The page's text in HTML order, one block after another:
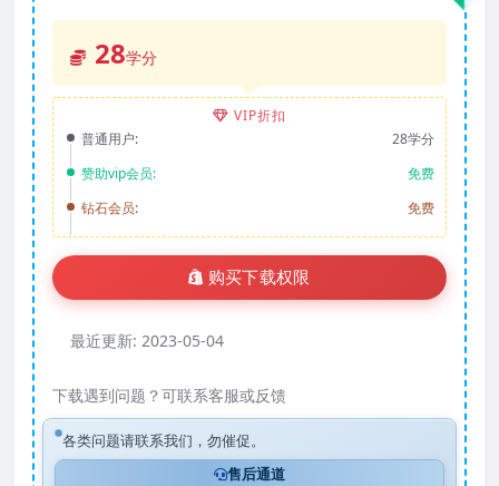
28学分
VIP折扣
普通用户:
28学分
赞助vip会员:
免费
钻石会员:
免费
购买下载权限
最近更新: 2023-05-04
下载遇到问题？可联系客服或反馈
各类问题请联系我们，勿催促。
售后通道